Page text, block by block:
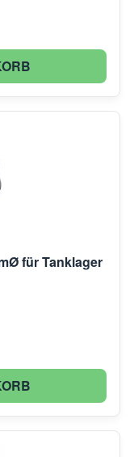
für Tanklager